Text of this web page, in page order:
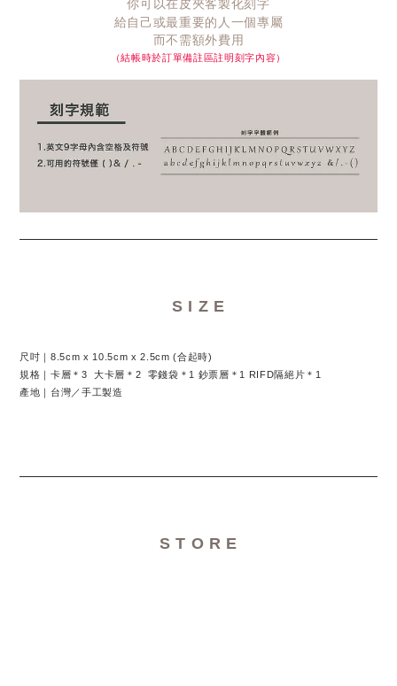
你可以在皮夾客製化刻字
給自己或最重要的人一個專屬
而不需額外費用
（結帳時於訂單備註區註明刻字內容）
S I Z E
尺吋｜8.5cm x 10.5cm x 2.5cm (合起時)
規格｜卡層＊3 大卡層＊2 零錢袋＊1 鈔票層＊1 RIFD隔絕片＊1
產地｜台灣／手工製造
S T O R E